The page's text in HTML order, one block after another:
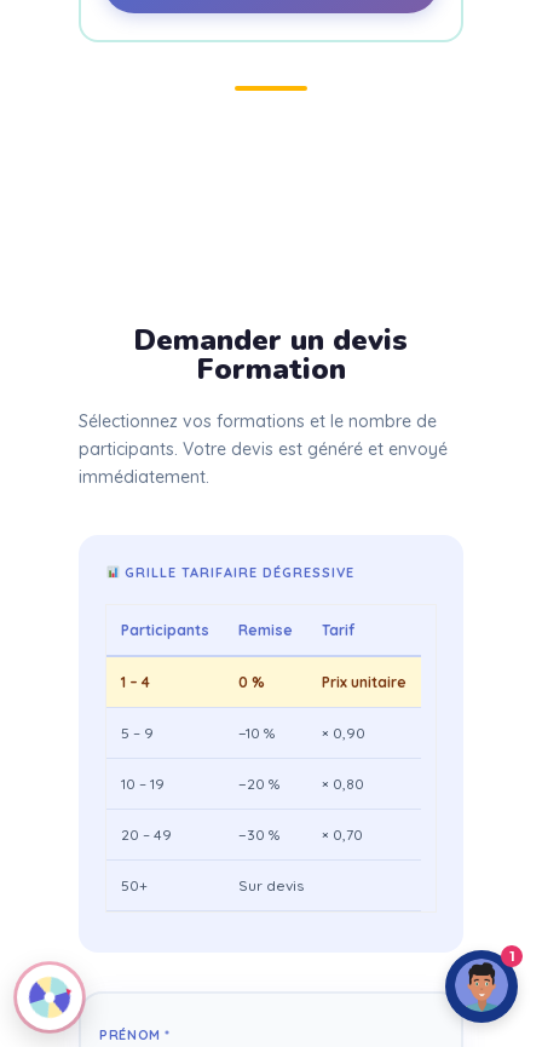
Demander un devis
Formation
Sélectionnez vos formations et le nombre de
participants. Votre devis est généré et envoyé
immédiatement.
GRILLE TARIFAIRE DÉGRESSIVE
Participants Remise Tarif
1 – 4 0 % Prix unitaire
5 – 9 −10 % × 0,90
10 – 19 −20 % × 0,80
20 – 49 −30 % × 0,70
50+ Sur devis
PRÉNOM *
1